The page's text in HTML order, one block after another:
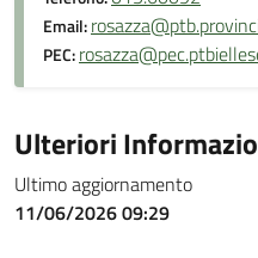
Email:
PEC:
Ulteriori
Ultimo aggiornamento
11/06/2026 09:29